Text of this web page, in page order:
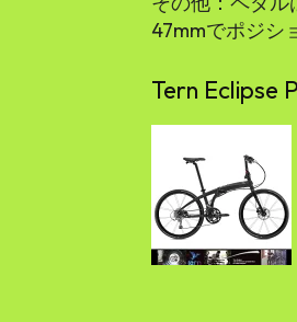
47mmでポジシ
Tern Eclipse